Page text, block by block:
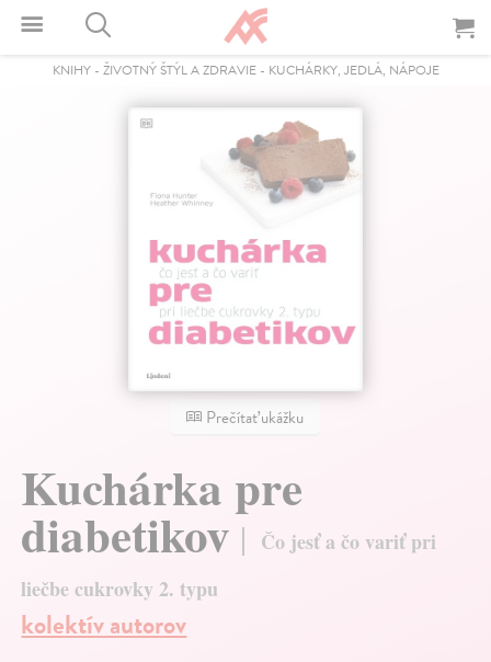
KNIHY- ŽIVOTNÝ ŠTÝL A ZDRAVIE- KUCHÁRKY, JEDLÁ, NÁPOJE
Prečítať ukážku
Kuchárka pre
diabetikov
Čo jesť a čo variť pri
liečbe cukrovky 2. typu
kolektív autorov